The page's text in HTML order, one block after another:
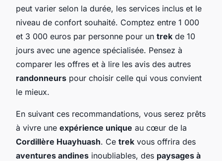
peut varier selon la durée, les services inclus et le
niveau de confort souhaité. Comptez entre 1 000
et 3 000 euros par personne pour un trek de 10
jours avec une agence spécialisée. Pensez à
comparer les offres et à lire les avis des autres
randonneurs pour choisir celle qui vous convient
le mieux.
En suivant ces recommandations, vous serez prêts
à vivre une expérience unique au cœur de la
Cordillère Huayhuash. Ce trek vous offrira des
aventures andines inoubliables, des paysages à